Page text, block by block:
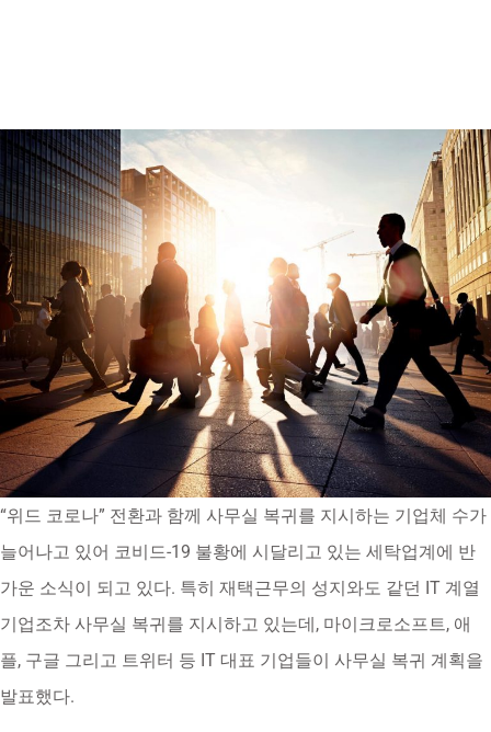
“위드 코로나” 전환과 함께 사무실 복귀를 지시하는 기업체 수가
늘어나고 있어 코비드-19 불황에 시달리고 있는 세탁업계에 반
가운 소식이 되고 있다. 특히 재택근무의 성지와도 같던 IT 계열
기업조차 사무실 복귀를 지시하고 있는데, 마이크로소프트, 애
플, 구글 그리고 트위터 등 IT 대표 기업들이 사무실 복귀 계획을
발표했다.